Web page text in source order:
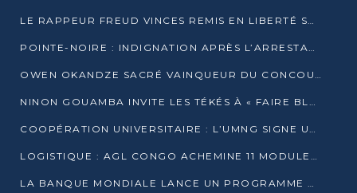
LE RAPPEUR FREUD VINCES REMIS EN LIBERTÉ SOUS PRESSION MÉDIATIQUE
POINTE-NOIRE : INDIGNATION APRÈS L’ARRESTATION DU RAPPEUR FREUD VINCES
OWEN OKANDZE SACRÉ VAINQUEUR DU CONCOURS SLAM POUR LA VIE
NINON GOUAMBA INVITE LES TÉKÉS À « FAIRE BLOC » POUR PESER DANS LE DÉBAT NATIONAL
COOPÉRATION UNIVERSITAIRE : L’UMNG SIGNE UN ACCORD STRATÉGIQUE AVEC L’UNIVERSITÉ HAINAN EN CHINE
LOGISTIQUE : AGL CONGO ACHEMINE 11 MODULES GÉANTS JUSQU’À BRAZZAVILLE
LA BANQUE MONDIALE LANCE UN PROGRAMME DE 394 MILLIONS DE DOLLARS POUR LE BASSIN DU CONGO